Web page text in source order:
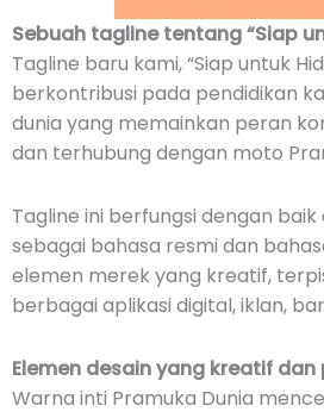
Sebuah tagline tentang “Siap
Tagline baru kami, “Siap untuk
berkontribusi pada pendidikan
dunia yang memainkan peran
dan terhubung dengan moto
Tagline ini berfungsi dengan
sebagai bahasa resmi dan
elemen merek yang kreatif,
berbagai aplikasi digital, iklan,
Elemen desain yang kreatif dan
Warna inti Pramuka Dunia